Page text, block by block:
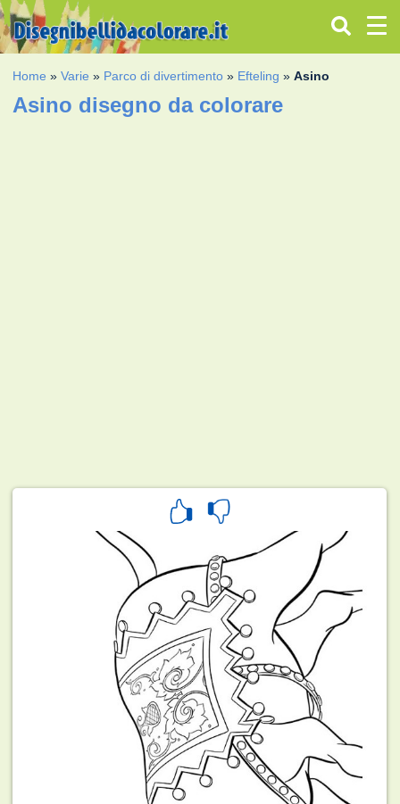
Home »Varie » Parco di divertimento » Efteling »Asino
Asino disegno da colorare